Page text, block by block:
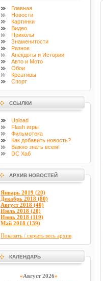
Главная
Новости
Картинки
Видео
Приколы
Знаменитости
Разное
Анекдоты и Истории
Авто и Мото
Обои
Креативы
Спорт
ССЫЛКИ
Upload
Flash игры
Фильмотека
Как добавить новость?
Важно знать всем!
DC Хаб
АРХИВ НОВОСТЕЙ
Январь 2019 (20)
Декабрь 2018 (80)
Август 2018 (40)
Июль 2018 (20)
Июнь 2018 (119)
Май 2018 (139)
Показать / скрыть весь архив
КАЛЕНДАРЬ
«Август 2026»